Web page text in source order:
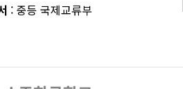
: 중등 국제교류부